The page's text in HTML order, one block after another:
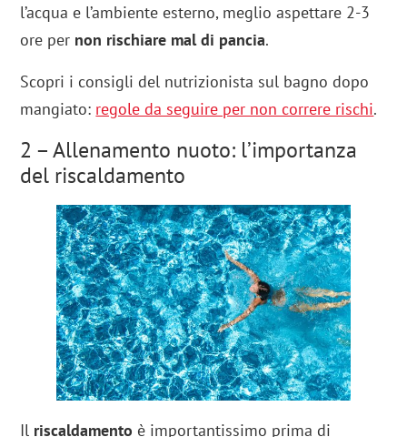
l’acqua e l’ambiente esterno, meglio aspettare 2-3
ore per non rischiare mal di pancia.
Scopri i consigli del nutrizionista sul bagno dopo
mangiato: regole da seguire per non correre rischi.
2 – Allenamento nuoto: l’importanza
del riscaldamento
Il riscaldamento è importantissimo prima di